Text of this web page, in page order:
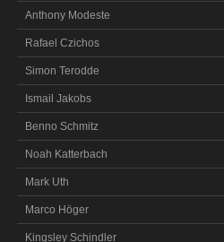
Anthony Modeste
Rafael Czichos
Simon Terodde
Ismail Jakobs
Benno Schmitz
Noah Katterbach
Mark Uth
Marco Höger
Kingsley Schindler